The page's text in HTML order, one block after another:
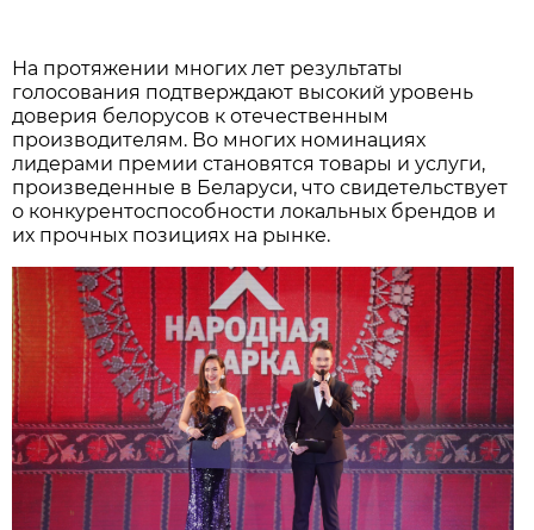
На протяжении многих лет результаты
голосования подтверждают высокий уровень
доверия белорусов к отечественным
производителям. Во многих номинациях
лидерами премии становятся товары и услуги,
произведенные в Беларуси, что свидетельствует
о конкурентоспособности локальных брендов и
их прочных позициях на рынке.